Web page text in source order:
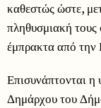
καθεστώς ώστε,
πληθυσμιακή τους
έμπρακτα από την
Επισυνάπτονται
Δημάρχου του